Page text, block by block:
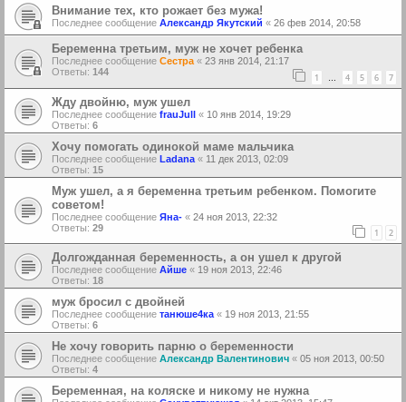
Внимание тех, кто рожает без мужа!
Последнее сообщение Александр Якутский « 26 фев 2014, 20:58
Беременна третьим, муж не хочет ребенка
Последнее сообщение Сестра « 23 янв 2014, 21:17
Ответы: 144 1 … 4 5 6 7
Жду двойню, муж ушел
Последнее сообщение frauJull « 10 янв 2014, 19:29
Ответы: 6
Хочу помогать одинокой маме мальчика
Последнее сообщение Ladana « 11 дек 2013, 02:09
Ответы: 15
Муж ушел, а я беременна третьим ребенком. Помогите
советом!
Последнее сообщение Яна- « 24 ноя 2013, 22:32
Ответы: 29 1 2
Долгожданная беременность, а он ушел к другой
Последнее сообщение Айше « 19 ноя 2013, 22:46
Ответы: 18
муж бросил с двойней
Последнее сообщение танюше4ка« 19 ноя 2013, 21:55
Ответы: 6
Не хочу говорить парню о беременности
Последнее сообщение Александр Валентинович « 05 ноя 2013, 00:50
Ответы: 4
Беременная, на коляске и никому не нужна